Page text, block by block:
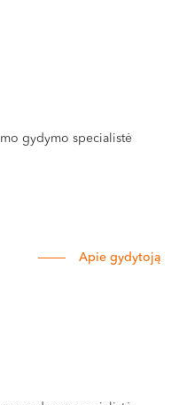
gydymo specialistė
Apie gydytoją